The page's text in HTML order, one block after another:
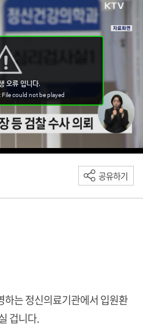
공유하기
하는 정신의료기관에서 입원환
겁니다.